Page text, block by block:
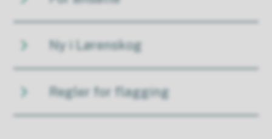
Ny i Lørenskog
Regler for flagging